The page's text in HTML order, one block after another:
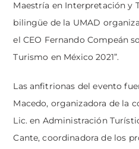
Maestría en Interpretación y
bilingüe de la UMAD
el CEO Fernando Compeán
Turismo en México 2021”.
Las anfitrionas del evento
Macedo, organizadora de la
Lic. en Administración
Cante, coordinadora de los